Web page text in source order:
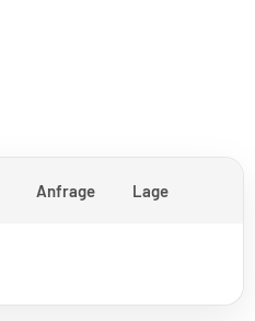
Anfrage Lage